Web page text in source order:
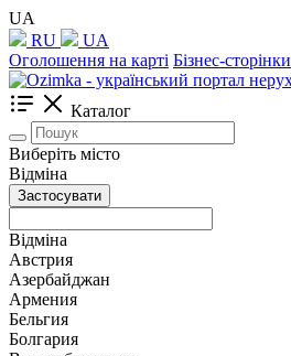
UA
RU
UA
Оголошення на карті Бізнес-сторінки
Каталог
Виберіть місто
Відміна
Застосувати
Відміна
Австрия
Азербайджан
Армения
Бельгия
Болгария